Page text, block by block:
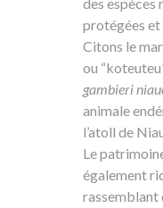
protégées et
Citons le
ou
gambieri
animale
l’atoll de
Le
également
rassemblant